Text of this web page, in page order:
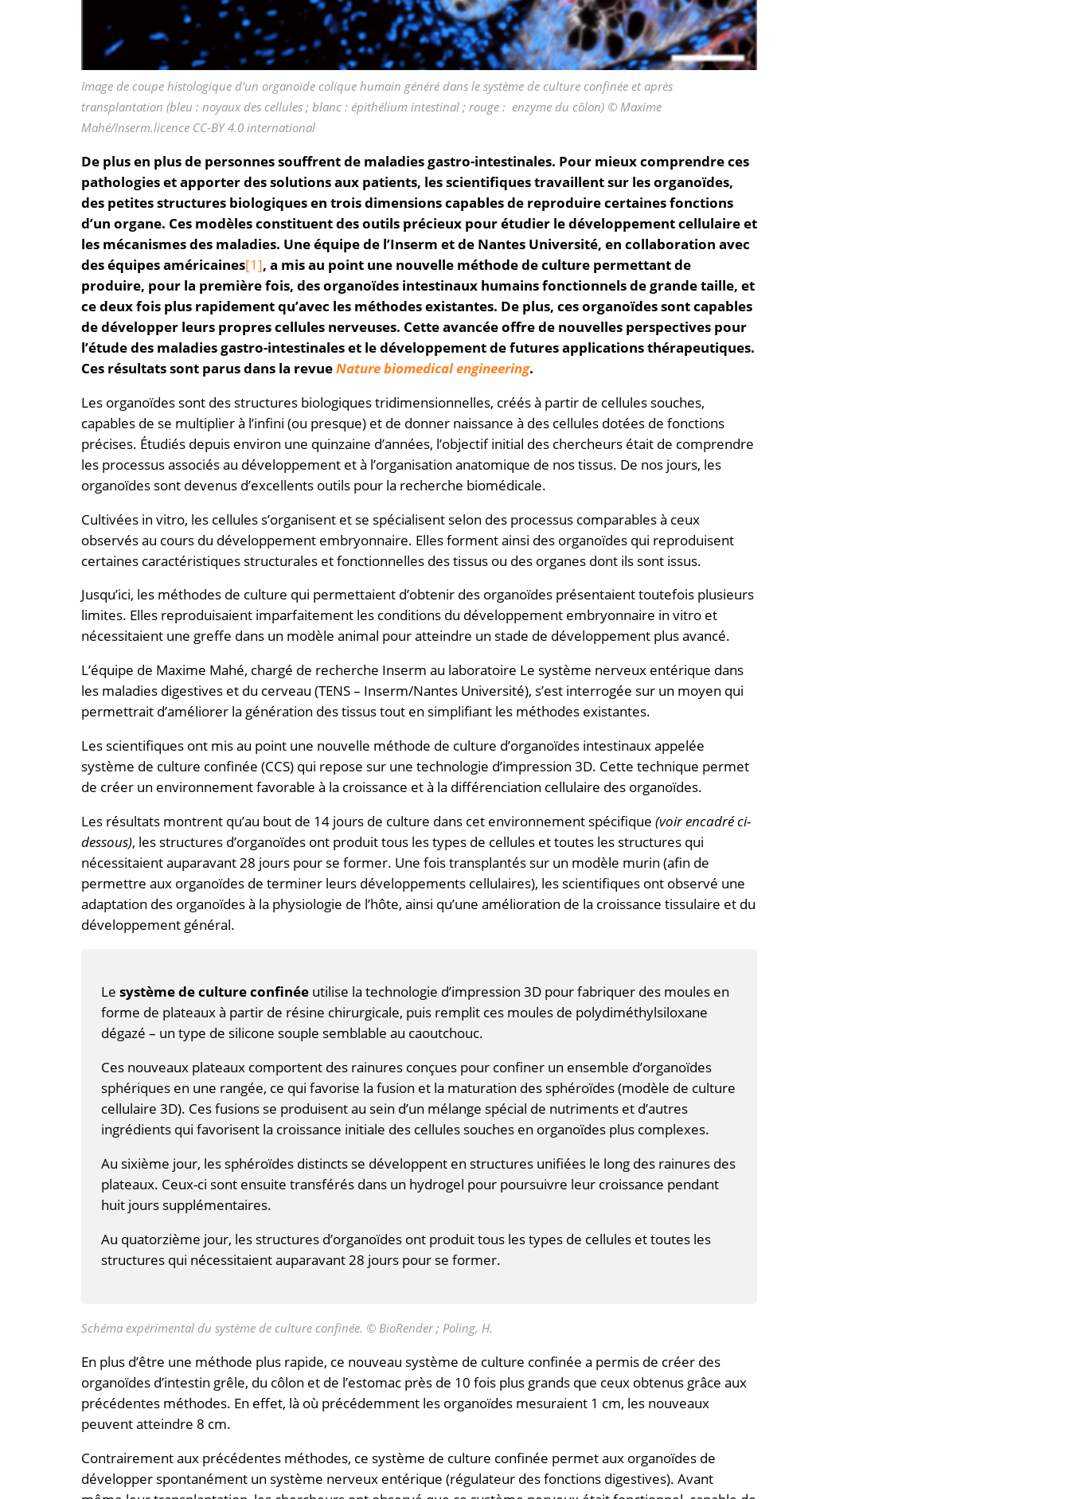
Image de coupe histologique d’un organoïde colique humain généré dans le système de culture confinée et après
transplantation (bleu : noyaux des cellules ; blanc : épithélium intestinal ; rouge : enzyme du côlon) © Maxime
Mahé/Inserm.licence CC-BY 4.0 international
De plus en plus de personnes souffrent de maladies gastro-intestinales. Pour mieux comprendre ces
pathologies et apporter des solutions aux patients, les scientifiques travaillent sur les organoïdes,
des petites structures biologiques en trois dimensions capables de reproduire certaines fonctions
d’un organe. Ces modèles constituent des outils précieux pour étudier le développement cellulaire et
les mécanismes des maladies. Une équipe de l’Inserm et de Nantes Université, en collaboration avec
des équipes américaines[1], a misau point une nouvelle méthode de culture permettant de
produire, pour la première fois, des organoïdes intestinaux humains fonctionnels de grande taille, et
ce deux fois plus rapidement qu’avec les méthodes existantes. De plus, ces organoïdes sont capables
de développer leurs propres cellules nerveuses. Cette avancée offre de nouvelles perspectives pour
l’étude des maladies gastro-intestinales et le développement de futures applications thérapeutiques.
Ces résultats sont parus dans la revueNature biomedical engineering.
Les organoïdes sont des structures biologiques tridimensionnelles, créés à partir de cellules souches,
capables de se multiplier à l’infini (ou presque) et de donner naissance à des cellules dotées de fonctions
précises. Étudiés depuis environ une quinzaine d’années, l’objectif initial des chercheurs était de comprendre
les processus associés au développement et à l’organisation anatomique de nos tissus. De nos jours, les
organoïdes sont devenus d’excellents outils pour la recherche biomédicale.
Cultivées in vitro, les cellules s’organisent et se spécialisent selon des processus comparables à ceux
observés au cours du développement embryonnaire. Elles forment ainsi des organoïdes qui reproduisent
certaines caractéristiques structurales et fonctionnelles des tissus ou des organes dont ils sont issus.
Jusqu’ici, les méthodes de culture qui permettaient d’obtenir des organoïdes présentaient toutefois plusieurs
limites. Elles reproduisaient imparfaitement les conditions du développement embryonnaire in vitro et
nécessitaient une greffe dans un modèle animal pour atteindre un stade de développement plus avancé.
L’équipe de Maxime Mahé, chargé de recherche Inserm au laboratoire Le système nerveux entérique dans
les maladies digestives et du cerveau (TENS – Inserm/Nantes Université), s’est interrogée sur un moyen qui
permettrait d’améliorer la génération des tissus tout en simplifiant les méthodes existantes.
Les scientifiques ont mis au point une nouvelle méthode de culture d’organoïdes intestinaux appelée
système de culture confinée (CCS) qui repose sur une technologie d’impression 3D. Cette technique permet
de créer un environnement favorable à la croissance et à la différenciation cellulaire des organoïdes.
Les résultats montrent qu’au bout de 14 jours de culture dans cet environnement spécifique (voir encadré ci-
dessous), les structures d’organoïdes ont produit tous les types de cellules et toutes les structures qui
nécessitaient auparavant 28 jours pour se former. Une fois transplantés sur un modèle murin (afin de
permettre aux organoïdes de terminer leurs développements cellulaires), les scientifiques ont observé une
adaptation des organoïdes à la physiologie de l’hôte, ainsi qu’une amélioration de la croissance tissulaire et du
développement général.
Le système de culture confinée utilise la technologie d’impression 3D pour fabriquer des moules en
forme de plateaux à partir de résine chirurgicale, puis remplit ces moules de polydiméthylsiloxane
dégazé – un type de silicone souple semblable au caoutchouc.
Ces nouveaux plateaux comportent des rainures conçues pour confiner un ensemble d’organoïdes
sphériques en une rangée, ce qui favorise la fusion et la maturation des sphéroïdes (modèle de culture
cellulaire 3D). Ces fusions se produisent au sein d’un mélange spécial de nutriments et d’autres
ingrédients qui favorisent la croissance initiale des cellules souches en organoïdes plus complexes.
Au sixième jour, les sphéroïdes distincts se développent en structures unifiées le long des rainures des
plateaux. Ceux-ci sont ensuite transférés dans un hydrogel pour poursuivre leur croissance pendant
huit jours supplémentaires.
Au quatorzième jour, les structures d’organoïdes ont produit tous les types de cellules et toutes les
structures qui nécessitaient auparavant 28 jours pour se former.
Schéma expérimental du système de culture confinée. © BioRender ; Poling, H.
En plus d’être une méthode plus rapide, ce nouveau système de culture confinée a permis de créer des
organoïdes d’intestin grêle, du côlon et de l’estomac près de 10 fois plus grands que ceux obtenus grâce aux
précédentes méthodes. En effet, là où précédemment les organoïdes mesuraient 1 cm, les nouveaux
peuvent atteindre 8 cm.
Contrairement aux précédentes méthodes, ce système de culture confinée permet aux organoïdes de
développer spontanément un système nerveux entérique (régulateur des fonctions digestives). Avant